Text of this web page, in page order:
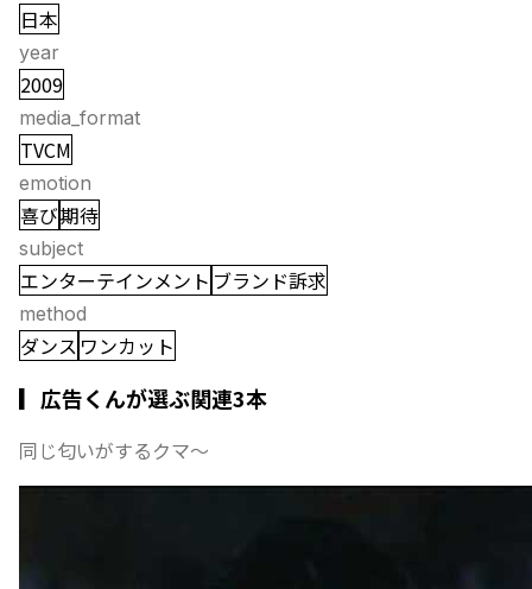
日本
year
2009
media_format
TVCM
emotion
喜び期待
subject
エンターテインメント ブランド訴求
method
ダンス ワンカット
▎広告くんが選ぶ関連3本
同じ匂いがするクマ〜